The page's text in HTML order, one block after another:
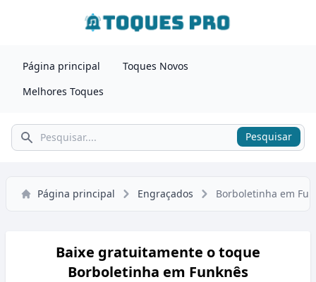
Página principal
Toques Novos
Melhores Toques
Pesquisar Pesquisar
Página principal Engraçados Borboletinha em
Baixe gratuitamente o toque
Borboletinha em Funknês